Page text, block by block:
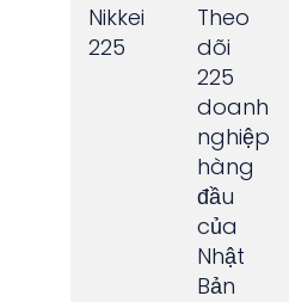
Nikkei
225
Theo
dõi
225
doanh
nghiệp
hàng
đầu
của
Nhật
Bản